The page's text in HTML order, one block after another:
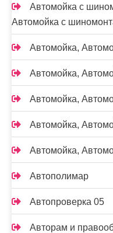
Автомойка с
Автомойка с
Автомойка,
Автомойка,
Автомойка,
Автомойка,
Автомойка,
Автополимар
Автопроверка 05
Авторам и